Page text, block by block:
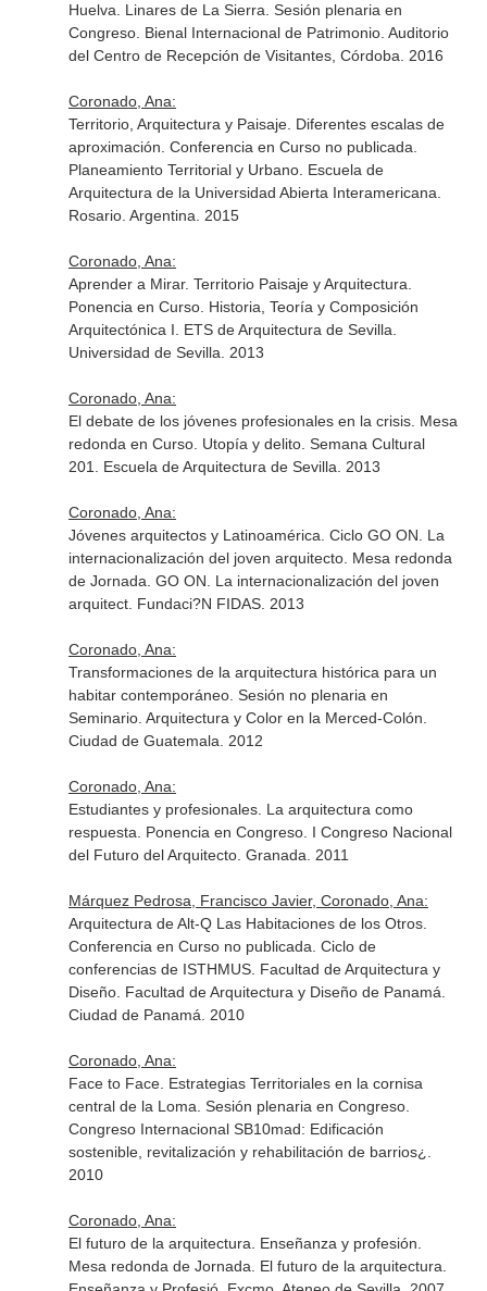
Huelva. Linares de La Sierra. Sesión plenaria en
Congreso. Bienal Internacional de Patrimonio. Auditorio
del Centro de Recepción de Visitantes, Córdoba. 2016
Coronado, Ana:
Territorio, Arquitectura y Paisaje. Diferentes escalas de
aproximación. Conferencia en Curso no publicada.
Planeamiento Territorial y Urbano. Escuela de
Arquitectura de la Universidad Abierta Interamericana.
Rosario. Argentina. 2015
Coronado, Ana:
Aprender a Mirar. Territorio Paisaje y Arquitectura.
Ponencia en Curso. Historia, Teoría y Composición
Arquitectónica I. ETS de Arquitectura de Sevilla.
Universidad de Sevilla. 2013
Coronado, Ana:
El debate de los jóvenes profesionales en la crisis. Mesa
redonda en Curso. Utopía y delito. Semana Cultural
201. Escuela de Arquitectura de Sevilla. 2013
Coronado, Ana:
Jóvenes arquitectos y Latinoamérica. Ciclo GO ON. La
internacionalización del joven arquitecto. Mesa redonda
de Jornada. GO ON. La internacionalización del joven
arquitect. Fundaci?N FIDAS. 2013
Coronado, Ana:
Transformaciones de la arquitectura histórica para un
habitar contemporáneo. Sesión no plenaria en
Seminario. Arquitectura y Color en la Merced-Colón.
Ciudad de Guatemala. 2012
Coronado, Ana:
Estudiantes y profesionales. La arquitectura como
respuesta. Ponencia en Congreso. I Congreso Nacional
del Futuro del Arquitecto. Granada. 2011
Márquez Pedrosa, Francisco Javier, Coronado, Ana:
Arquitectura de Alt-Q Las Habitaciones de los Otros.
Conferencia en Curso no publicada. Ciclo de
conferencias de ISTHMUS. Facultad de Arquitectura y
Diseño. Facultad de Arquitectura y Diseño de Panamá.
Ciudad de Panamá. 2010
Coronado, Ana:
Face to Face. Estrategias Territoriales en la cornisa
central de la Loma. Sesión plenaria en Congreso.
Congreso Internacional SB10mad: Edificación
sostenible, revitalización y rehabilitación de barrios¿.
2010
Coronado, Ana:
El futuro de la arquitectura. Enseñanza y profesión.
Mesa redonda de Jornada. El futuro de la arquitectura.